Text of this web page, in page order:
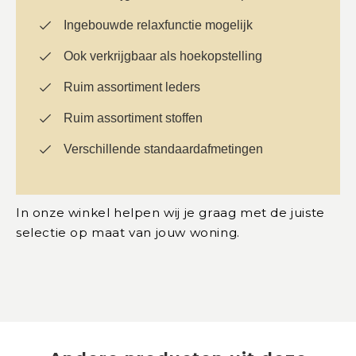
Ingebouwde relaxfunctie mogelijk
Ook verkrijgbaar als hoekopstelling
Ruim assortiment leders
Ruim assortiment stoffen
Verschillende standaardafmetingen
In onze winkel helpen wij je graag met de juiste
selectie op maat van jouw woning.